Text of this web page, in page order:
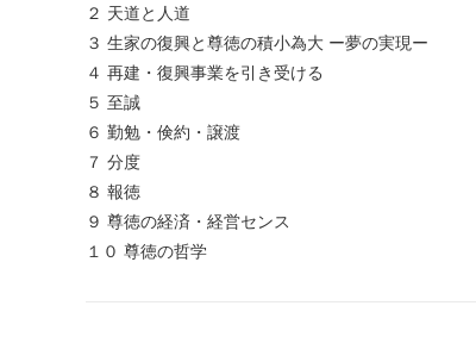
２ 天道と人道
３ 生家の復興と尊徳の積小為大 ー夢の実現ー
４ 再建・復興事業を引き受ける
５ 至誠
６ 勤勉・倹約・譲渡
７ 分度
８ 報徳
９ 尊徳の経済・経営センス
１０ 尊徳の哲学